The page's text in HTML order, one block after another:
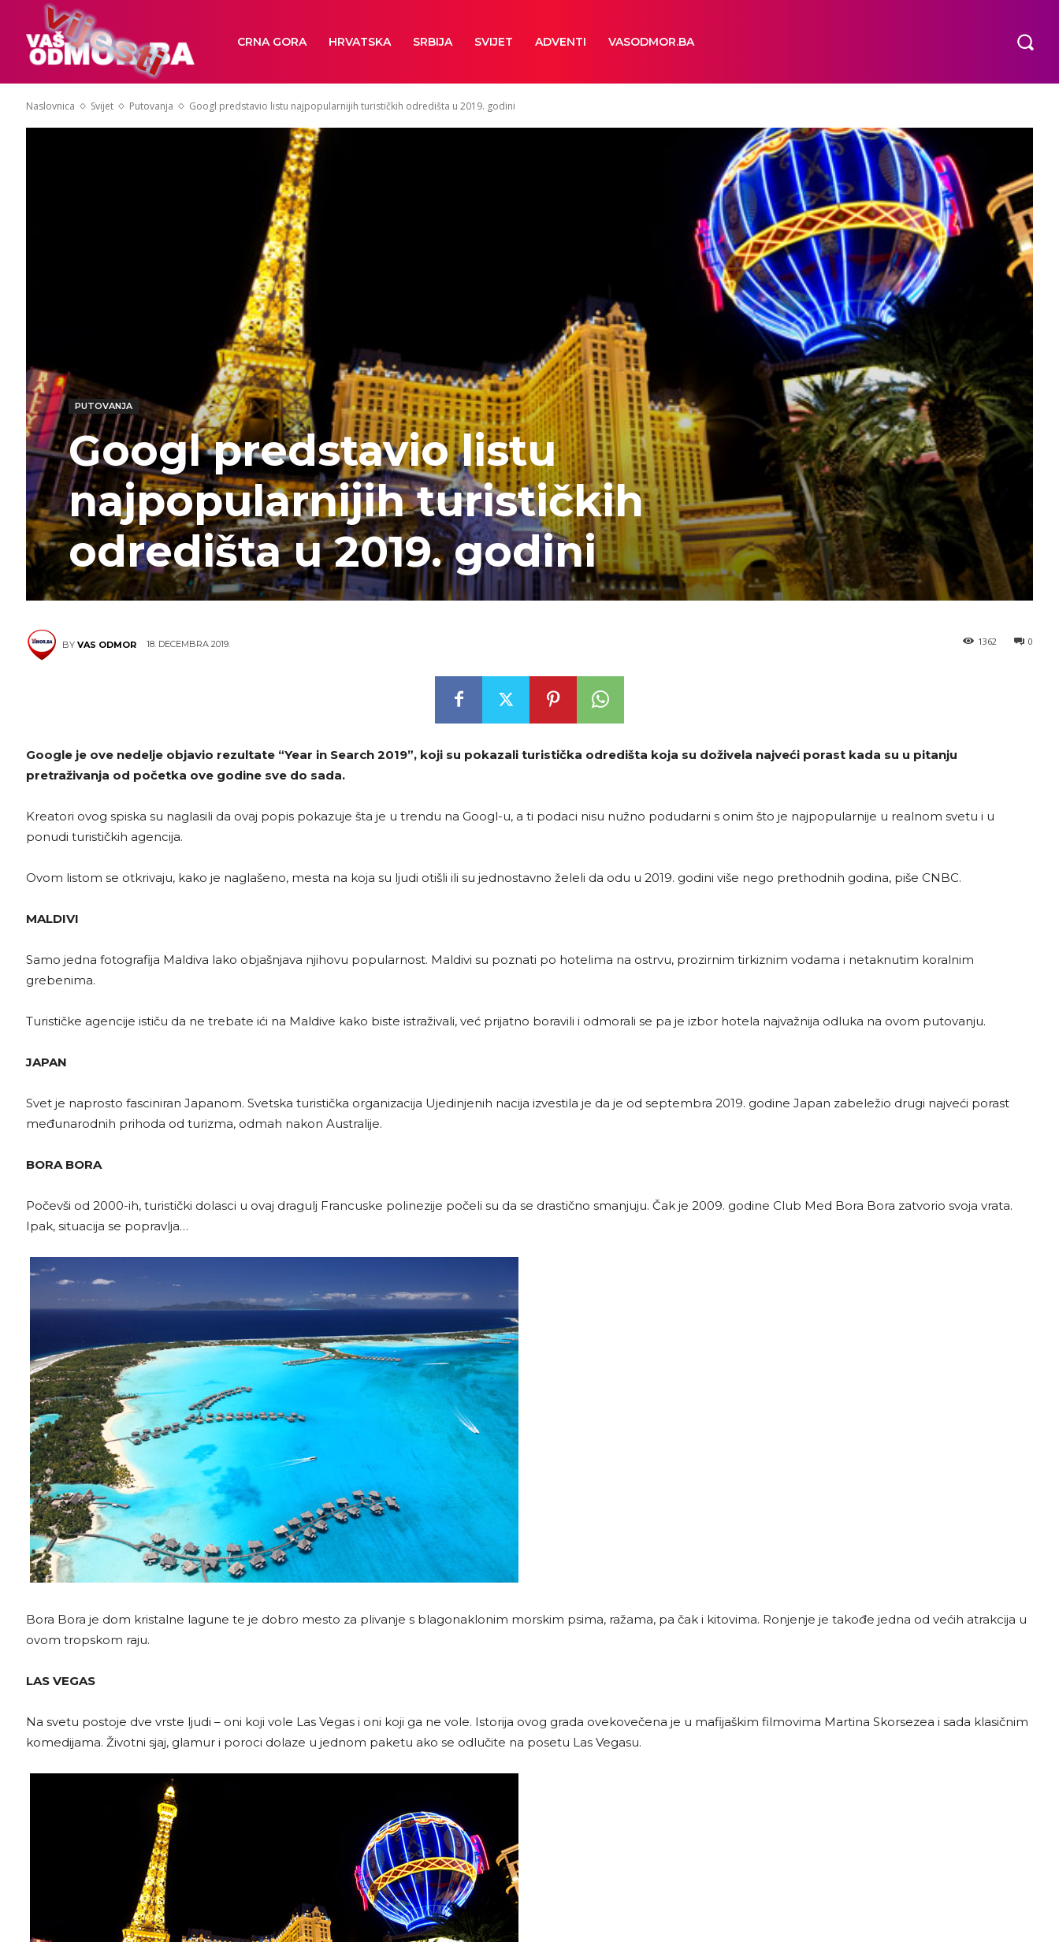
CRNA GORA HRVATSKA SRBIJA SVIJET ADVENTI VASODMOR.BA
Naslovnica Svijet Putovanja Googl predstavio listu najpopularnijih turističkih odredišta u 2019. godini
PUTOVANJA
Googl predstavio listu
najpopularnijih turističkih
odredišta u 2019. godini
BY VAS ODMOR 18. DECEMBRA 2019. 0
1362
Google je ove nedelje objavio rezultate “Year in Search 2019”, koji su pokazali turistička odredišta koja su doživela najveći porast kada su u pitanju
pretraživanja od početka ove godine sve do sada.
Kreatori ovog spiska su naglasili da ovaj popis pokazuje šta je u trendu na Googl-u, a ti podaci nisu nužno podudarni s onim što je najpopularnije u realnom svetu i u
ponudi turističkih agencija.
Ovom listom se otkrivaju, kako je naglašeno, mesta na koja su ljudi otišli ili su jednostavno želeli da odu u 2019. godini više nego prethodnih godina, piše CNBC.
MALDIVI
Samo jedna fotografija Maldiva lako objašnjava njihovu popularnost. Maldivi su poznati po hotelima na ostrvu, prozirnim tirkiznim vodama i netaknutim koralnim
grebenima.
Turističke agencije ističu da ne trebate ići na Maldive kako biste istraživali, već prijatno boravili i odmorali se pa je izbor hotela najvažnija odluka na ovom putovanju.
JAPAN
Svet je naprosto fasciniran Japanom. Svetska turistička organizacija Ujedinjenih nacija izvestila je da je od septembra 2019. godine Japan zabeležio drugi najveći porast
međunarodnih prihoda od turizma, odmah nakon Australije.
BORA BORA
Počevši od 2000-ih, turistički dolasci u ovaj dragulj Francuske polinezije počeli su da se drastično smanjuju. Čak je 2009. godine Club Med Bora Bora zatvorio svoja vrata.
Ipak, situacija se popravlja…
Bora Bora je dom kristalne lagune te je dobro mesto za plivanje s blagonaklonim morskim psima, ražama, pa čak i kitovima. Ronjenje je takođe jedna od većih atrakcija u
ovom tropskom raju.
LAS VEGAS
Na svetu postoje dve vrste ljudi – oni koji vole Las Vegas i oni koji ga ne vole. Istorija ovog grada ovekovečena je u mafijaškim filmovima Martina Skorsezea i sada klasičnim
komedijama. Životni sjaj, glamur i poroci dolaze u jednom paketu ako se odlučite na posetu Las Vegasu.